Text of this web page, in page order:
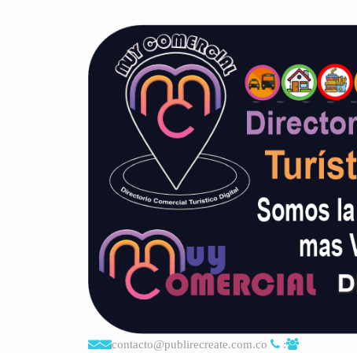
contacto@publirecreate.com.co :